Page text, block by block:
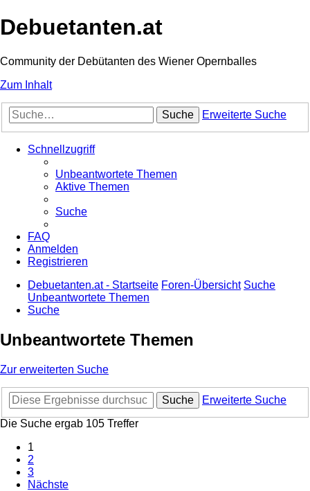
Debuetanten.at
Community der Debütanten des Wiener Opernballes
Zum Inhalt
Suche Erweiterte Suche
Schnellzugriff
Unbeantwortete Themen
Aktive Themen
Suche
FAQ
Anmelden
Registrieren
Debuetanten.at - Startseite Foren-Übersicht Suche
Unbeantwortete Themen
Suche
Unbeantwortete Themen
Zur erweiterten Suche
Suche
Erweiterte Suche
Die Suche ergab 105 Treffer
1
2
3
Nächste